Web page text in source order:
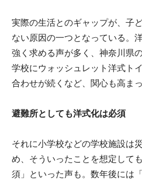
実際の生活とのギャップが、子
ない原因の一つとなっている。
強く求める声が多く、神奈川県
学校にウォッシュレット洋式ト
合わせが続くなど、関心も高まっ
避難所としても洋式化は必須
それに小学校などの学校施設は
め、そういったことを想定して
須」といった声も。数年後には